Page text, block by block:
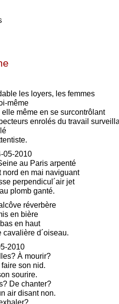
les loyers, les femmes
même
même en se surcontrôlant
enrolés du travail
05-2010
au Paris arpenté
nord en mai naviguant
perpendicul´air jet
plomb ganté.
réverbère
en bière
en haut
d´oiseau.
2010
À mourir?
son nid.
sourire.
De chanter?
air disant non.